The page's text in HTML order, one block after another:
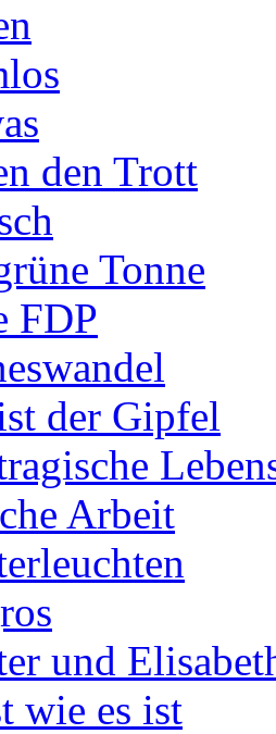
den Trott
Tonne
FDP
der Gipfel
Arbeit
und
wie es ist